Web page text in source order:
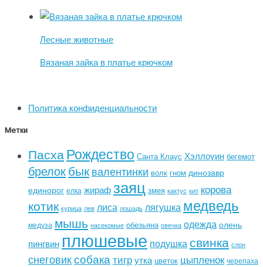
Лесные животные
Вязаная зайка в платье крючком
Политика конфиденциальности
Метки
ПасхаРождество Санта Клаус Хэллоуин бегемот
брелокбыквалентинки волк гном динозавр
единорог елка жирафзаяц змея кактус кит корова
котик курица лев лиса лошадь лягушка медведь
медуза мышь насекомые обезьяна овечка одежда олень
пингвин плюшевые подушка свинка слон
снеговиксобака тигрутка цветок цыпленок черепаха